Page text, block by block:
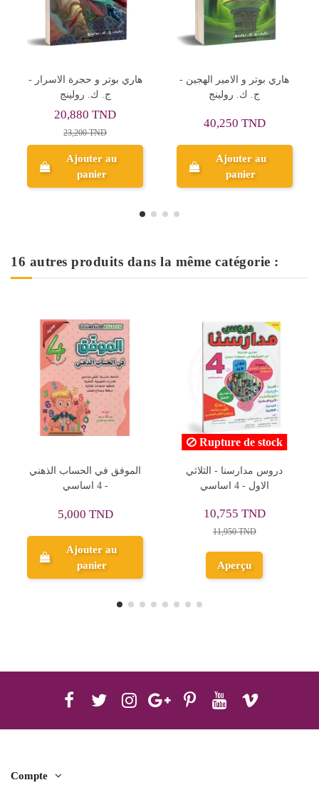
هاري بوتر و الامير الهجين -
ج. ك. رولينج
40,250 TND
Ajouter au
panier
ان في المرتفعات الخضراء -
لوسي مـود مـونتغمري -
32,400 TND
Aperçu
16 autres produits dans la même catégorie :
دروس مدارسنا - الثلاثي
الاول - 4 اساسي
10,755 TND
Aperçu
جسر النجاح - الثلاثي الثالث
- 4 اساسي
Ajouter au
panier
Compte